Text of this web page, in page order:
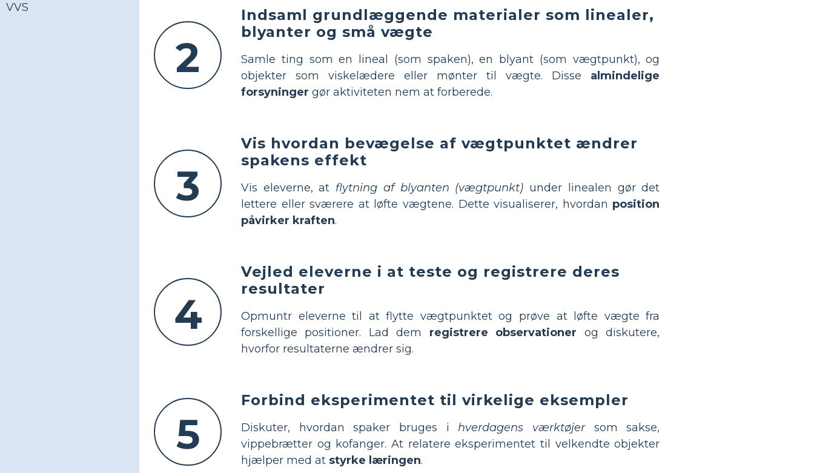
VVS
2
Indsaml grundlæggende materialer som linealer,
blyanter og små vægte
Samle ting som en lineal (som spaken), en blyant (som vægtpunkt), og
objekter som viskelædere eller mønter til vægte. Disse almindelige
forsyninger gør aktiviteten nem at forberede.
3
Vis hvordan bevægelse af vægtpunktet ændrer
spakens effekt
Vis eleverne, at flytning af blyanten (vægtpunkt) under linealen gør det
lettere eller sværere at løfte vægtene. Dette visualiserer, hvordan position
påvirker kraften.
4
Vejled eleverne i at teste og registrere deres
resultater
Opmuntr eleverne til at flytte vægtpunktet og prøve at løfte vægte fra
forskellige positioner. Lad dem registrere observationer og diskutere,
hvorfor resultaterne ændrer sig.
5
Forbind eksperimentet til virkelige eksempler
Diskuter, hvordan spaker bruges i hverdagens værktøjersom sakse,
vippebrætter og kofanger. At relatere eksperimentet til velkendte objekter
hjælper med at styrke læringen.